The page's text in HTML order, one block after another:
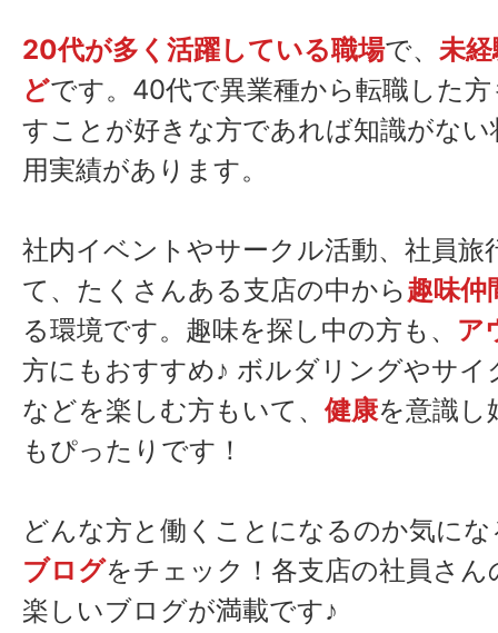
★
★
★
こちら
★
★
20代が多く活躍している職場で、 未
どです。40代で異業種から転職した
すことが好きな方であれば知識がな
用実績があります。
社内イベントやサークル活動、社員旅
て、たくさんある支店の中から趣味仲
る環境です。趣味を探し中の方も、 ア
方にもおすすめ♪ ボルダリングやサイ
などを楽しむ方もいて、 健康を意識し
もぴったりです！
どんな方と働くことになるのか気に
ブログをチェック！各支店の社員さ
楽しいブログが満載です♪